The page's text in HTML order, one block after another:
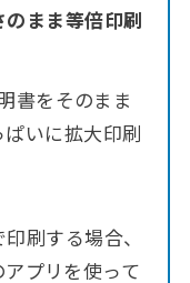
まま等倍印刷
書をそのまま
いに拡大印刷
刷する場合、
アプリを使って